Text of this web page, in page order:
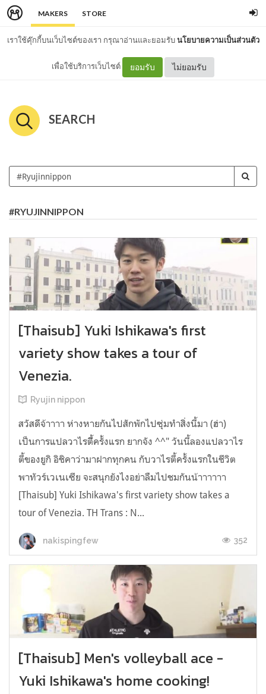
MAKERS STORE
เราใช้คุ๊กกี้บนเว็บไซต์ของเรา กรุณาอ่านและยอมรับนโยบายความเป็นส่วนตัว
เพื่อใช้บริการเว็บไซต์ ยอมรับ ไม่ยอมรับ
SEARCH
#RYUJINNIPPON
[Thaisub] Yuki Ishikawa's first
variety show takes a tour of
Venezia.
Ryujin nippon
สวัสดีจ้าาาา ห่างหายกันไปสักพักไปซุ่มทำสิ่งนี้มา (ฮ่า)
เป็นการแปลวาไรตี้ีครั้งแรก ยากจัง ^^" วันนี้ลองแปลวาไร
ตี้ของยูกิ อิชิคาว่ามาฝากทุกคน กับวาไรตี้ครั้งแรกในชีวิต
พาทัวร์เวเนเซีย จะสนุกยังไงอย่าลืมไปชมกันน้าาาาาา
[Thaisub] Yuki Ishikawa's first variety show takes a
tour of Venezia. TH Trans : N...
nakispingfew 352
[Thaisub] Men's volleyball ace -
Yuki Ishikawa's home cooking!